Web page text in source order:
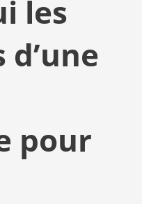
les
pour